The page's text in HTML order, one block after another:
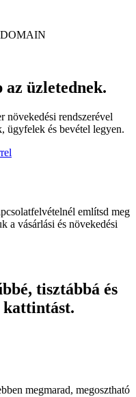
az üzletednek.
növekedési rendszerével
ügyfelek és bevétel legyen.
említsd meg
a vásárlási és növekedési
tisztábbá és
kattintást.
megmarad, megosztható